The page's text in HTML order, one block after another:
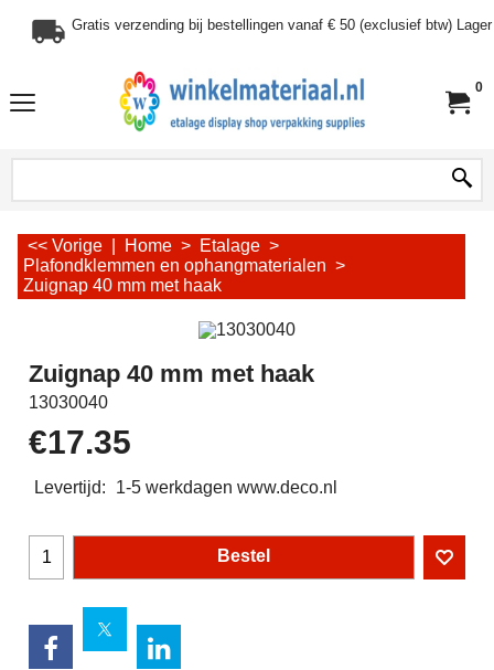
Gratis verzending bij bestellingen vanaf € 50 (exclusief btw)
0
<< Vorige Home > Etalage >
Plafondklemmen en ophangmaterialen >
Zuignap 40 mm met haak
Zuignap 40 mm met haak
13030040
€17.35
Levertijd: 1-5 werkdagen www.deco.nl
Bestel